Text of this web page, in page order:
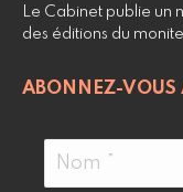
Le Cabinet publie un
des éditions du
ABONNEZ-VOUS